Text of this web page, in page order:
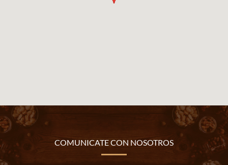
COMUNICATE CON NOSOTROS